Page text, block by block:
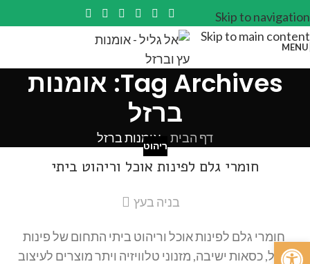
Skip to navigation
Skip to main content
MENU
Tag Archives: אומנות
ברזל
דף הבית אומנות ברזל
ריהוט
חומרי גלם לפינות אוכל וריהוט ביתי
בניה בעץ
חומרי גלם לפינות אוכל וריהוט ביתי התחום של פינות
אוכל, כסאות ישיבה, מזנוני טלוויזיה ויתר מוצרים לעיצוב
פתח סרגל נגישות